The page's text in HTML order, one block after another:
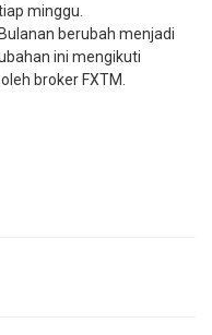
minggu.
berubah menjadi
ini mengikuti
broker FXTM.